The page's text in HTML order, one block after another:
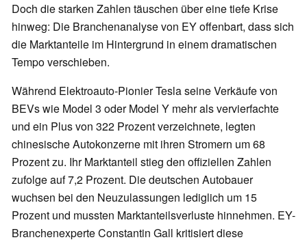
Doch die starken Zahlen täuschen über eine tiefe Krise
hinweg: Die Branchenanalyse von EY offenbart, dass sich
die Marktanteile im Hintergrund in einem dramatischen
Tempo verschieben.
Während Elektroauto-Pionier Tesla seine Verkäufe von
BEVs wie Model 3 oder Model Y mehr als vervierfachte
und ein Plus von 322 Prozent verzeichnete, legten
chinesische Autokonzerne mit ihren Stromern um 68
Prozent zu. Ihr Marktanteil stieg den offiziellen Zahlen
zufolge auf 7,2 Prozent. Die deutschen Autobauer
wuchsen bei den Neuzulassungen lediglich um 15
Prozent und mussten Marktanteilsverluste hinnehmen. EY-
Branchenexperte Constantin Gall kritisiert diese